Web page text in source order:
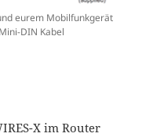
eurem Mobilfunkgerät
DIN Kabel
X im Router